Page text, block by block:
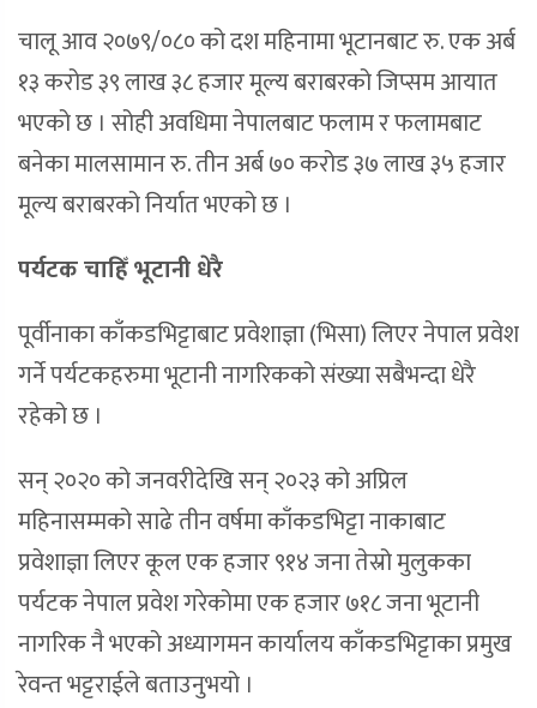
चालू आव २०७९/०८० को दश महिनामा भूटानबाट रु. एक अर्ब
१३ करोड ३९ लाख ३८ हजार मूल्य बराबरको जिप्सम आयात
भएको छ । सोही अवधिमा नेपालबाट फलाम र फलामबाट
बनेका मालसामान रु. तीन अर्ब ७० करोड ३७ लाख ३५ हजार
मूल्य बराबरको निर्यात भएको छ ।
पर्यटक चाहिँ भूटानी धेरै
पूर्वीनाका काँकडभिट्टाबाट प्रवेशाज्ञा (भिसा) लिएर नेपाल प्रवेश
गर्ने पर्यटकहरुमा भूटानी नागरिकको संख्या सबैभन्दा धेरै
रहेको छ ।
सन् २०२० को जनवरीदेखि सन् २०२३ को अप्रिल
महिनासम्मको साढे तीन वर्षमा काँकडभिट्टा नाकाबाट
प्रवेशाज्ञा लिएर कूल एक हजार ९१४ जना तेस्रो मुलुकका
पर्यटक नेपाल प्रवेश गरेकोमा एक हजार ७१८ जना भूटानी
नागरिक नै भएको अध्यागमन कार्यालय काँकडभिट्टाका प्रमुख
रेवन्त भट्टराईले बताउनुभयो ।